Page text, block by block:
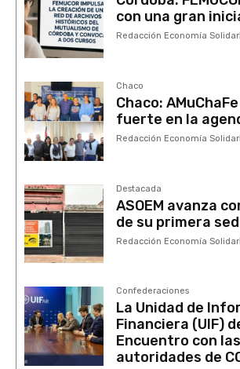
con una gran
Redacción Economía
Chaco
Chaco:
fuerte en la
Redacción Economía
Destacada
ASOEM avanza
de su primera
Redacción Economía
Confederaciones
La Unidad de
Financiera (UIF)
Encuentro con las
autoridades de